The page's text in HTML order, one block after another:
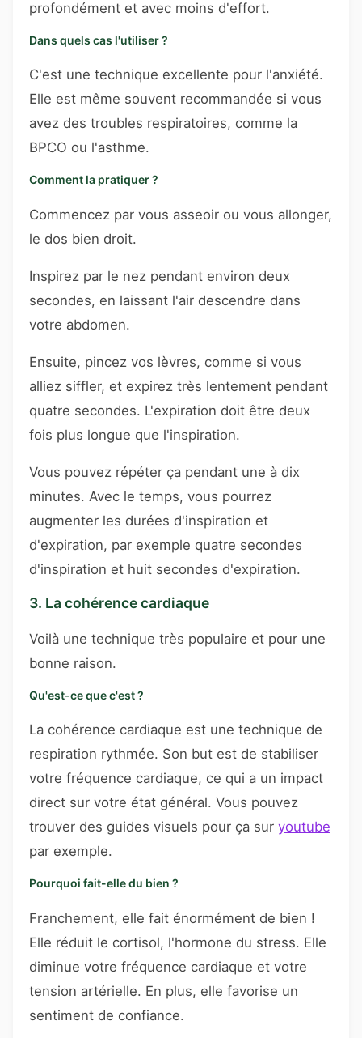
profondément et avec moins d'effort.
Dans quels cas l'utiliser ?
C'est une technique excellente pour l'anxiété.
Elle est même souvent recommandée si vous
avez des troubles respiratoires, comme la
BPCO ou l'asthme.
Comment la pratiquer ?
Commencez par vous asseoir ou vous allonger,
le dos bien droit.
Inspirez par le nez pendant environ deux
secondes, en laissant l'air descendre dans
votre abdomen.
Ensuite, pincez vos lèvres, comme si vous
alliez siffler, et expirez très lentement pendant
quatre secondes. L'expiration doit être deux
fois plus longue que l'inspiration.
Vous pouvez répéter ça pendant une à dix
minutes. Avec le temps, vous pourrez
augmenter les durées d'inspiration et
d'expiration, par exemple quatre secondes
d'inspiration et huit secondes d'expiration.
3. La cohérence cardiaque
Voilà une technique très populaire et pour une
bonne raison.
Qu'est-ce que c'est ?
La cohérence cardiaque est une technique de
respiration rythmée. Son but est de stabiliser
votre fréquence cardiaque, ce qui a un impact
direct sur votre état général. Vous pouvez
trouver des guides visuels pour ça sur youtube
par exemple.
Pourquoi fait-elle du bien ?
Franchement, elle fait énormément de bien !
Elle réduit le cortisol, l'hormone du stress. Elle
diminue votre fréquence cardiaque et votre
tension artérielle. En plus, elle favorise un
sentiment de confiance.